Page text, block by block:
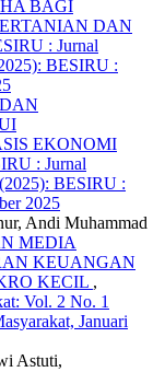
BAGI
DAN
: Jurnal
BESIRU :
EKONOMI
: Jurnal
BESIRU :
2025
Andi Muhammad
MEDIA
KEUANGAN
KECIL ,
Vol. 2 No. 1
Januari
Astuti,